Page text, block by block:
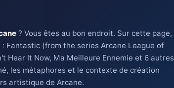
? Vous êtes au bon endroit. Sur cette page,
: Fantastic (from the series Arcane League of
Hear It Now, Ma Meilleure Ennemie et 6 autres
les métaphores et le contexte de création
artistique de Arcane.